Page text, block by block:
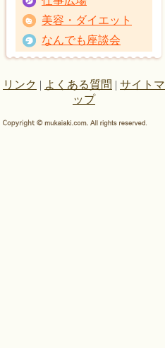
美容・ダイエット
なんでも座談会
リンク | よくある質問 | サイトマ
ップ